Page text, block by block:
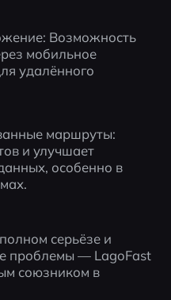
Возможность
мобильное
удалённого
маршруты:
и улучшает
особенно в
серьёзе и
проблемы — LagoFast
союзником в